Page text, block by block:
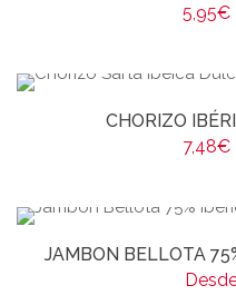
5,95€
CHORIZO
7,48€
JAMBON BELLOTA